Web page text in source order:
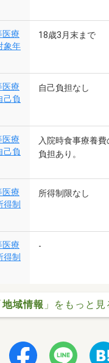
医療
象年
18歳3月末まで
医療
己負
自己負担なし
医療
己負
入院時食事療養
負担あり。
医療
得制
所得制限なし
医療
得制
-
地域情報 」をもっと見